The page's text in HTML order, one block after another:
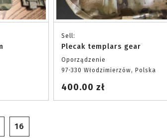
Sell:
Plecak templars gear
Oporządzenie
97-330 Włodzimierzów, Polska
400.00 zł
16